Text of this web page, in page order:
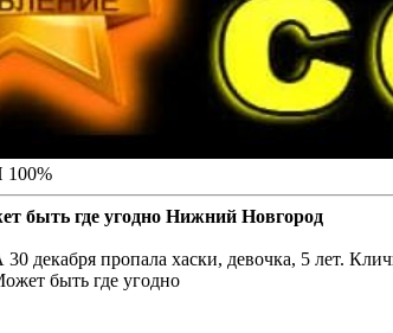
быть где угодно Нижний Новгород
пропала хаски, девочка, 5 лет.
быть где угодно